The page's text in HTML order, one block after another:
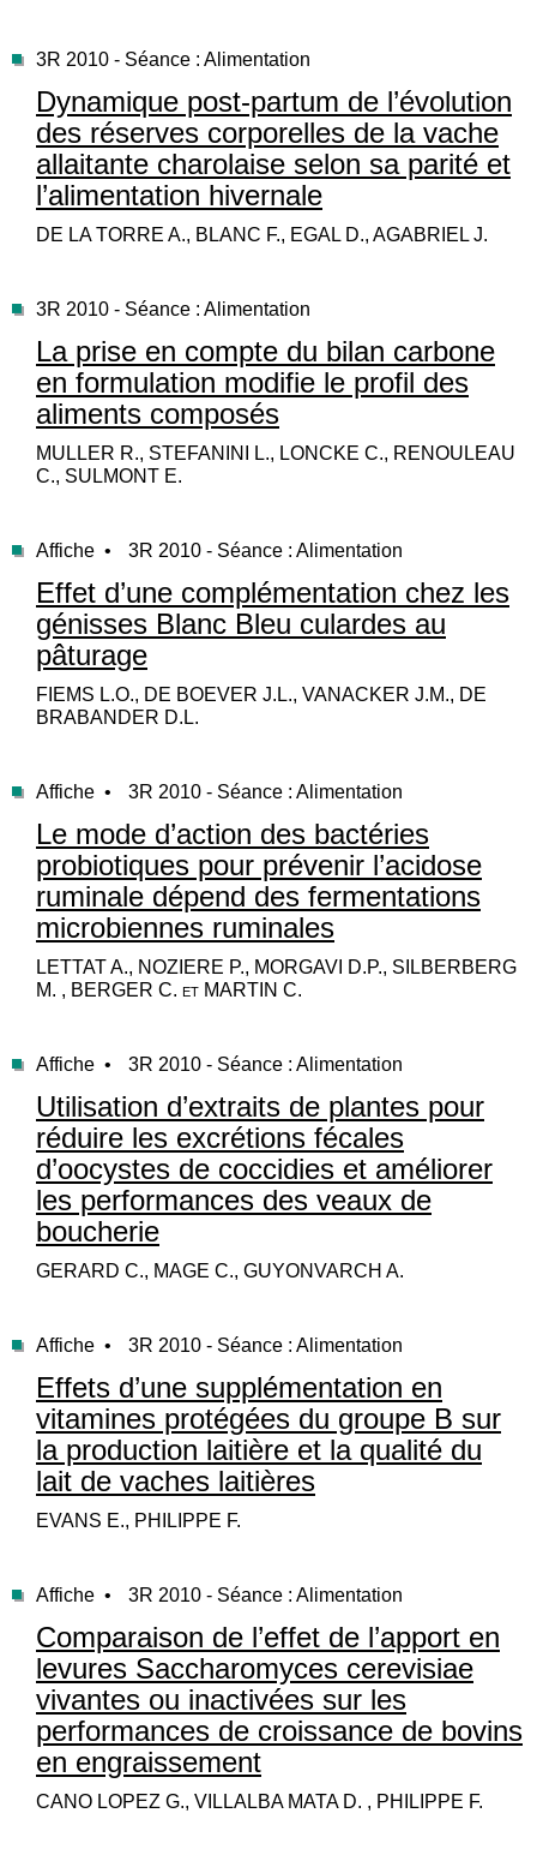
3R 2010 - Séance : Alimentation
Dynamique post-partum de l’évolution
des réserves corporelles de la vache
allaitante charolaise selon sa parité et
l’alimentation hivernale
DE LA TORRE A., BLANC F., EGAL D., AGABRIEL J.
3R 2010 - Séance : Alimentation
La prise en compte du bilan carbone
en formulation modifie le profil des
aliments composés
MULLER R., STEFANINI L., LONCKE C., RENOULEAU
C., SULMONT E.
Affiche • 3R 2010 - Séance : Alimentation
Effet d’une complémentation chez les
génisses Blanc Bleu culardes au
pâturage
FIEMS L.O., DE BOEVER J.L., VANACKER J.M., DE
BRABANDER D.L.
Affiche • 3R 2010 - Séance : Alimentation
Le mode d’action des bactéries
probiotiques pour prévenir l’acidose
ruminale dépend des fermentations
microbiennes ruminales
LETTAT A., NOZIERE P., MORGAVI D.P., SILBERBERG
M. , BERGER C. et MARTIN C.
Affiche • 3R 2010 - Séance : Alimentation
Utilisation d’extraits de plantes pour
réduire les excrétions fécales
d’oocystes de coccidies et améliorer
les performances des veaux de
boucherie
GERARD C., MAGE C., GUYONVARCH A.
Affiche • 3R 2010 - Séance : Alimentation
Effets d’une supplémentation en
vitamines protégées du groupe B sur
la production laitière et la qualité du
lait de vaches laitières
EVANS E., PHILIPPE F.
Affiche • 3R 2010 - Séance : Alimentation
Comparaison de l’effet de l’apport en
levures Saccharomyces cerevisiae
vivantes ou inactivées sur les
performances de croissance de bovins
en engraissement
CANO LOPEZ G., VILLALBA MATA D. , PHILIPPE F.